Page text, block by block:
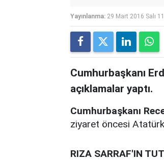
Yayınlanma: 29 Mart 2016 Salı
Cumhurbaşkanı
açıklamalar yaptı.
Cumhurbaşkanı
ziyaret öncesi Atatürk
RIZA SARRAF'IN